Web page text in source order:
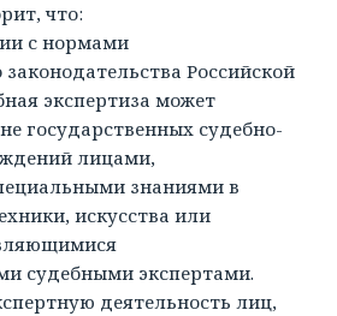
что:
с нормами
Российской
экспертиза может
государственных судебно-
лицами,
знаниями в
искусства или
судебными экспертами.
деятельность лиц,